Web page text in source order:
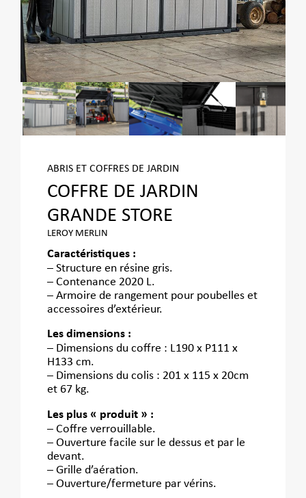
ABRIS ET COFFRES DE JARDIN
COFFRE DE JARDIN
GRANDE STORE
LEROY MERLIN
Caractéristiques :
– Structure en résine gris.
– Contenance 2020 L.
– Armoire de rangement pour poubelles et
accessoires d’extérieur.
Les dimensions :
– Dimensions du coffre : L190 x P111 x
H133 cm.
– Dimensions du colis : 201 x 115 x 20cm
et 67 kg.
Les plus « produit » :
– Coffre verrouillable.
– Ouverture facile sur le dessus et par le
devant.
– Grille d’aération.
– Ouverture/fermeture par vérins.